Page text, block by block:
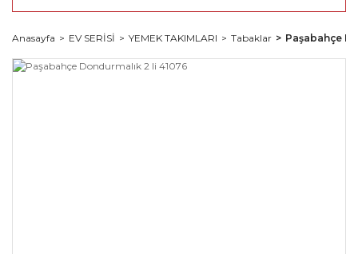
Anasayfa EV SERİSİ YEMEK TAKIMLARI Tabaklar Paşabahçe